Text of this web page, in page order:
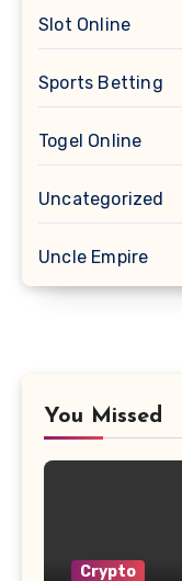
Slot Online
Sports Betting
Togel Online
Uncategorized
Uncle Empire
You Missed
Crypto